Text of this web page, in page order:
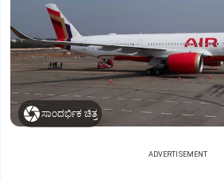
ಸಾಂದರ್ಭಿಕ ಚಿತ್ರ
ADVERTISEMENT